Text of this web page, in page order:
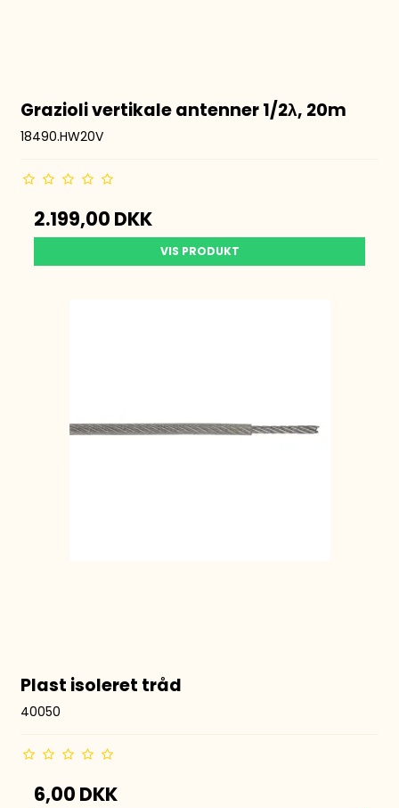
Grazioli vertikale antenner 1/2λ, 20m
18490.HW20V
2.199,00 DKK
VIS PRODUKT
Plast isoleret tråd
40050
6,00 DKK